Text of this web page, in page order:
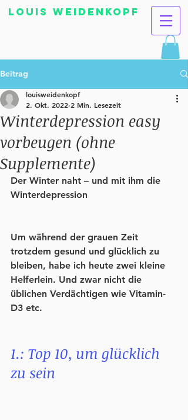
Louis Weidenkopf
Beitrag
Winterdepression easy
vorbeugen (ohne
Supplemente)
louisweidenkopf
2. Okt. 2022 2 Min. Lesezeit
Der Winter naht – und mit ihm die
Winterdepression
Um während der grauen Zeit
trotzdem gesund und glücklich zu
bleiben, habe ich heute zwei kleine
Helferlein. Und zwar nicht die
üblichen Verdächtigen wie Vitamin-
D3 etc.
1.: Top 10, um glücklich
zu sein